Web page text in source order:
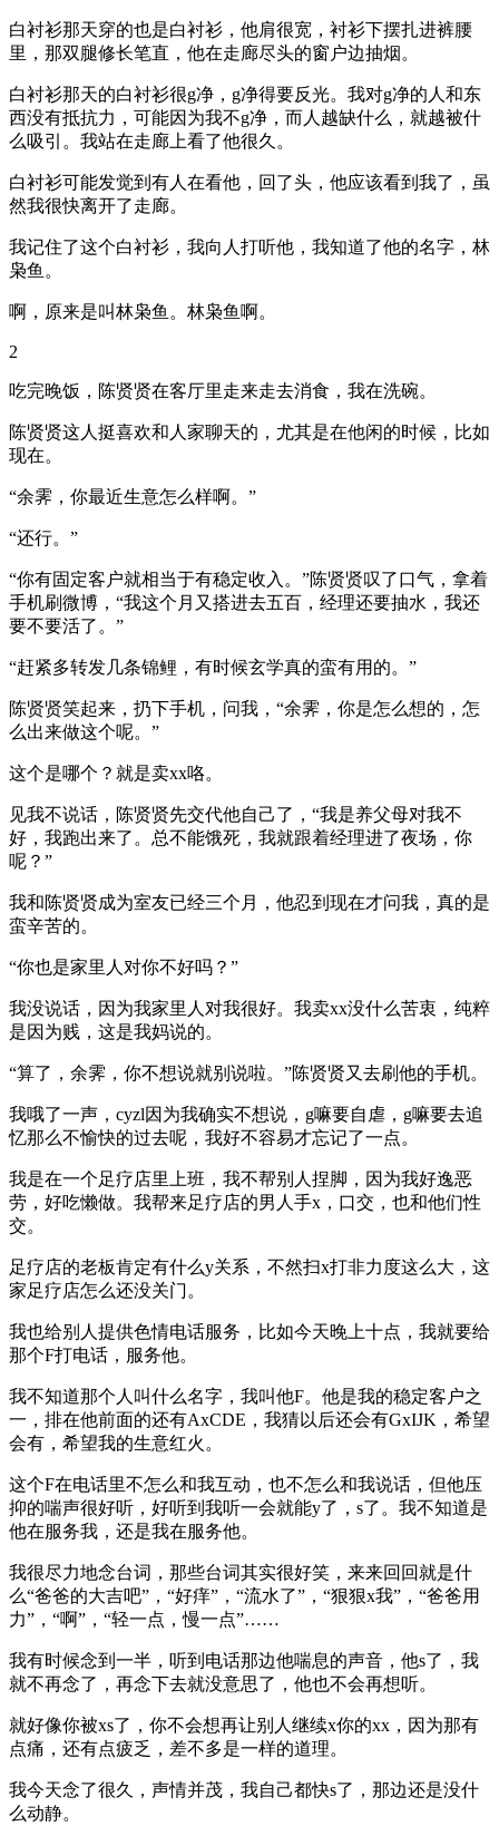
白衬衫那天穿的也是白衬衫，他肩很宽，衬衫下摆扎进裤腰
里，那双腿修长笔直，他在走廊尽头的窗户边抽烟。
白衬衫那天的白衬衫很g净，g净得要反光。我对g净的人和东
西没有抵抗力，可能因为我不g净，而人越缺什么，就越被什
么吸引。我站在走廊上看了他很久。
白衬衫可能发觉到有人在看他，回了头，他应该看到我了，虽
然我很快离开了走廊。
我记住了这个白衬衫，我向人打听他，我知道了他的名字，林
枭鱼。
啊，原来是叫林枭鱼。林枭鱼啊。
2
吃完晚饭，陈贤贤在客厅里走来走去消食，我在洗碗。
陈贤贤这人挺喜欢和人家聊天的，尤其是在他闲的时候，比如
现在。
“余霁，你最近生意怎么样啊。”
“还行。”
“你有固定客户就相当于有稳定收入。”陈贤贤叹了口气，拿着
手机刷微博，“我这个月又搭进去五百，经理还要抽水，我还
要不要活了。”
“赶紧多转发几条锦鲤，有时候玄学真的蛮有用的。”
陈贤贤笑起来，扔下手机，问我，“余霁，你是怎么想的，怎
么出来做这个呢。”
这个是哪个？就是卖xx咯。
见我不说话，陈贤贤先交代他自己了，“我是养父母对我不
好，我跑出来了。总不能饿死，我就跟着经理进了夜场，你
呢？”
我和陈贤贤成为室友已经三个月，他忍到现在才问我，真的是
蛮辛苦的。
“你也是家里人对你不好吗？”
我没说话，因为我家里人对我很好。我卖xx没什么苦衷，纯粹
是因为贱，这是我妈说的。
“算了，余霁，你不想说就别说啦。”陈贤贤又去刷他的手机。
我哦了一声，cyzl因为我确实不想说，g嘛要自虐，g嘛要去追
忆那么不愉快的过去呢，我好不容易才忘记了一点。
我是在一个足疗店里上班，我不帮别人捏脚，因为我好逸恶
劳，好吃懒做。我帮来足疗店的男人手x，口交，也和他们性
交。
足疗店的老板肯定有什么y关系，不然扫x打非力度这么大，这
家足疗店怎么还没关门。
我也给别人提供色情电话服务，比如今天晚上十点，我就要给
那个F打电话，服务他。
我不知道那个人叫什么名字，我叫他F。他是我的稳定客户之
一，排在他前面的还有AxCDE，我猜以后还会有GxIJK，希望
会有，希望我的生意红火。
这个F在电话里不怎么和我互动，也不怎么和我说话，但他压
抑的喘声很好听，好听到我听一会就能y了，s了。我不知道是
他在服务我，还是我在服务他。
我很尽力地念台词，那些台词其实很好笑，来来回回就是什
么“爸爸的大吉吧”，“好痒”，“流水了”，“狠狠x我”，“爸爸用
力”，“啊”，“轻一点，慢一点”……
我有时候念到一半，听到电话那边他喘息的声音，他s了，我
就不再念了，再念下去就没意思了，他也不会再想听。
就好像你被xs了，你不会想再让别人继续x你的xx，因为那有
点痛，还有点疲乏，差不多是一样的道理。
我今天念了很久，声情并茂，我自己都快s了，那边还是没什
么动静。